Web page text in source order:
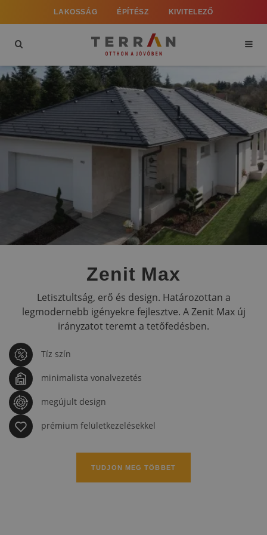
LAKOSSÁG ÉPÍTÉSZ KIVITELEZŐ
Zenit Max
Letisztultság, erő és design. Határozottan a
legmodernebb igényekre fejlesztve. A Zenit Max új
irányzatot teremt a tetőfedésben.
Tíz szín
minimalista vonalvezetés
megújult design
prémium felületkezelésekkel
TUDJON MEG TÖBBET